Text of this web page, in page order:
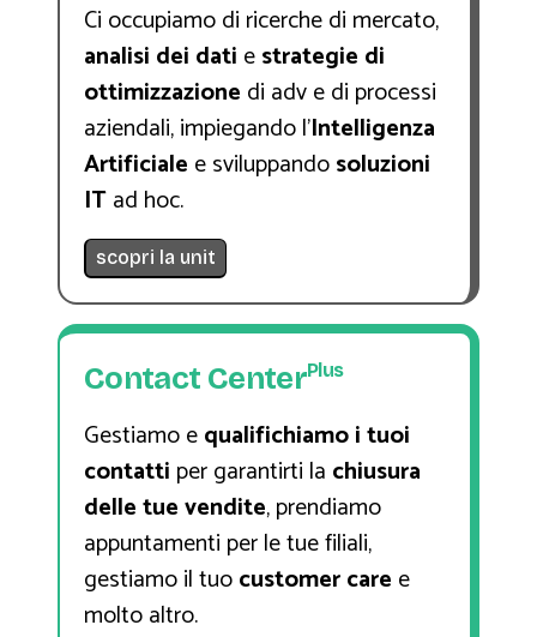
Ci occupiamo di ricerche di mercato,
analisi dei dati estrategie di
ottimizzazione di adv e di processi
aziendali, impiegando l’Intelligenza
Artificiale e sviluppandosoluzioni
ITad hoc.
scopri la unit
Contact CenterPlus
Gestiamo equalifichiamo i tuoi
contatti per garantirti la chiusura
delle tue vendite, prendiamo
appuntamenti per le tue filiali,
gestiamo il tuocustomer care e
molto altro.